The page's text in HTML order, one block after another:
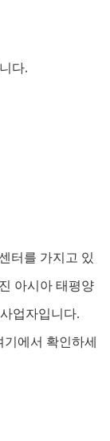
다.
터를 가지고 있
아시아 태평양
업자입니다.
에서 확인하세